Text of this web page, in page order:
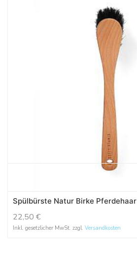
Spülbürste Natur Birke Pferdehaar
22,50 €
Inkl. gesetzlicher MwSt. zzgl. Versandkosten